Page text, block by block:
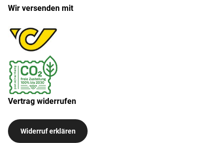
Wir versenden mit
Vertrag widerrufen
Widerruf erklären